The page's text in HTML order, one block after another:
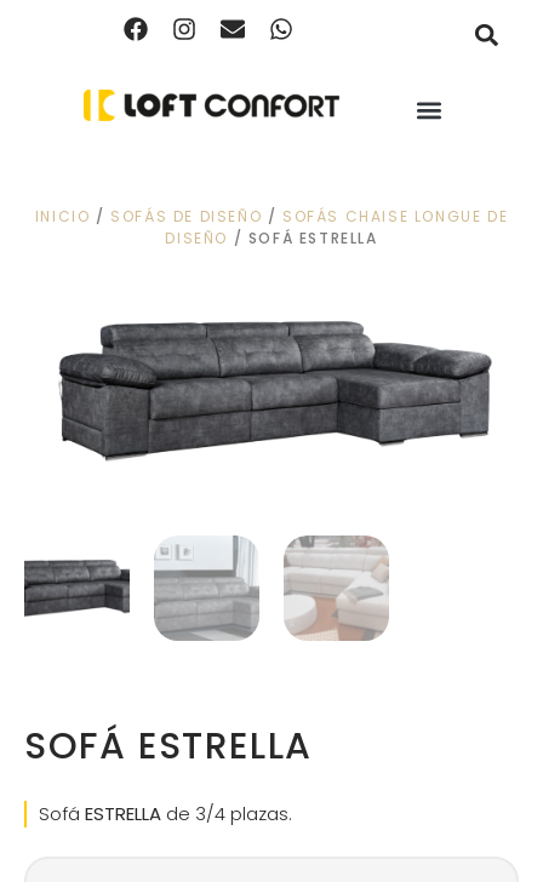
INICIO / SOFÁS DE DISEÑO / SOFÁS CHAISE LONGUE DE
DISEÑO / SOFÁ ESTRELLA
SOFÁ ESTRELLA
Sofá ESTRELLA de 3/4 plazas.